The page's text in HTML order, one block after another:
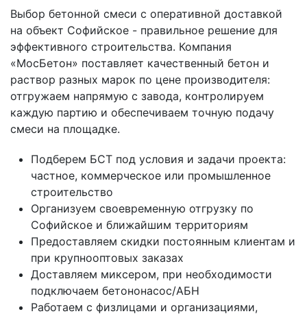
Выбор бетонной смеси с оперативной доставкой
на объект Софийское - правильное решение для
эффективного строительства. Компания
«МосБетон» поставляет качественный бетон и
раствор разных марок по цене производителя:
отгружаем напрямую с завода, контролируем
каждую партию и обеспечиваем точную подачу
смеси на площадке.
Подберем БСТ под условия и задачи проекта:
частное, коммерческое или промышленное
строительство
Организуем своевременную отгрузку по
Софийское и ближайшим территориям
Предоставляем скидки постоянным клиентам и
при крупнооптовых заказах
Доставляем миксером, при необходимости
подключаем бетононасос/АБН
Работаем с физлицами и организациями,